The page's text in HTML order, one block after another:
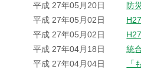
平成 27年05月20日
防
平成 27年05月02日
平成 27年05月02日
平成 27年04月18日
統
平成 27年04月04日
「